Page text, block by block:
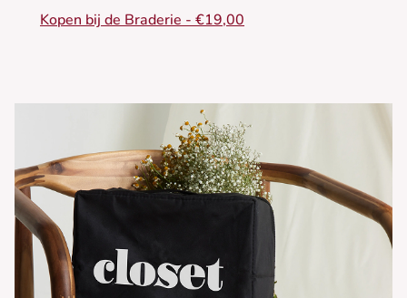
- A-lijn overhemd
- Klassieke overhemdkraag
- Contrasterende zakken
Kopen bij de Braderie - €19,00